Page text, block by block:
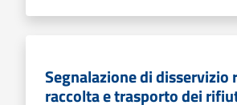
Segnalazione di disservizio
raccolta e trasporto dei